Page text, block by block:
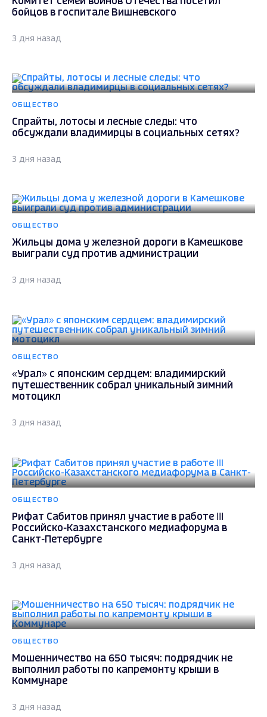
бойцов в госпитале Вишневского
3 дня назад
ОБЩЕСТВО
Спрайты, лотосы и лесные следы: что
обсуждали владимирцы в социальных сетях?
3 дня назад
ОБЩЕСТВО
Жильцы дома у железной дороги в Камешкове
выиграли суд против администрации
3 дня назад
ОБЩЕСТВО
«Урал» с японским сердцем: владимирский
путешественник собрал уникальный зимний
мотоцикл
3 дня назад
ОБЩЕСТВО
Рифат Сабитов принял участие в работе III
Российско-Казахстанского медиафорума в
Санкт-Петербурге
3 дня назад
ОБЩЕСТВО
Мошенничество на 650 тысяч: подрядчик не
выполнил работы по капремонту крыши в
Коммунаре
3 дня назад